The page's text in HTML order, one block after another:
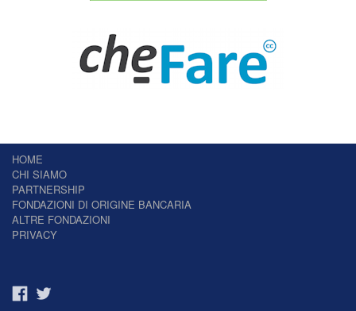
HOME
CHI SIAMO
PARTNERSHIP
FONDAZIONI DI ORIGINE BANCARIA
ALTRE FONDAZIONI
PRIVACY